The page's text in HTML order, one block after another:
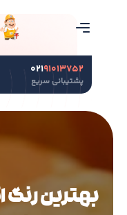
۹۱۰۱۳۷۵۲۰۲۱
پشتیبانی سریع
بهترین رنگ